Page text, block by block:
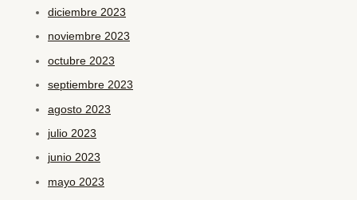
diciembre 2023
noviembre 2023
octubre 2023
septiembre 2023
agosto 2023
julio 2023
junio 2023
mayo 2023